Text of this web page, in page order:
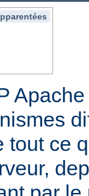
tout ce